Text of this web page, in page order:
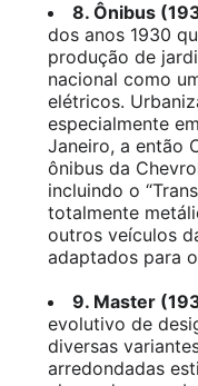
8. Ônibus
dos anos 1930
produção de
nacional como
elétricos.
especialmente
Janeiro, a então
ônibus da
incluindo o
totalmente
outros veículos
adaptados para
9. Master
evolutivo de
diversas
arredondadas